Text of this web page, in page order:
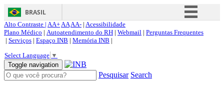
BRASIL
Simplifique!
Acesso à informação
Alto Contraste | AA+AAAA- | Acessibilidade
Plano Médico | Autoatendimento do RH | Webmail | Perguntas Frequentes
| Serviços | Espaço INB | Memória INB |
Select Language ▼
Toggle navigation
Pesquisar Search